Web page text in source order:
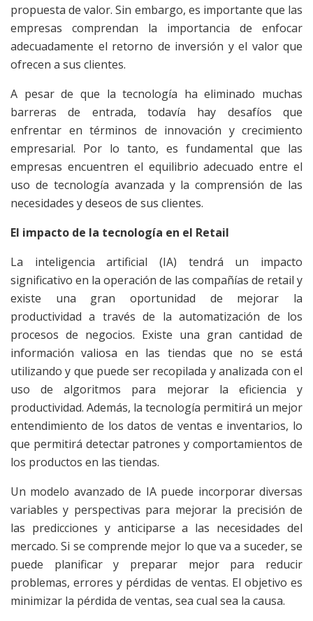
propuesta de valor. Sin embargo, es importante que las
empresas comprendan la importancia de enfocar
adecuadamente el retorno de inversión y el valor que
ofrecen a sus clientes.
A pesar de que la tecnología ha eliminado muchas
barreras de entrada, todavía hay desafíos que
enfrentar en términos de innovación y crecimiento
empresarial. Por lo tanto, es fundamental que las
empresas encuentren el equilibrio adecuado entre el
uso de tecnología avanzada y la comprensión de las
necesidades y deseos de sus clientes.
El impacto de la tecnología en el Retail
La inteligencia artificial (IA) tendrá un impacto
significativo en la operación de las compañías de retail y
existe una gran oportunidad de mejorar la
productividad a través de la automatización de los
procesos de negocios. Existe una gran cantidad de
información valiosa en las tiendas que no se está
utilizando y que puede ser recopilada y analizada con el
uso de algoritmos para mejorar la eficiencia y
productividad. Además, la tecnología permitirá un mejor
entendimiento de los datos de ventas e inventarios, lo
que permitirá detectar patrones y comportamientos de
los productos en las tiendas.
Un modelo avanzado de IA puede incorporar diversas
variables y perspectivas para mejorar la precisión de
las predicciones y anticiparse a las necesidades del
mercado. Si se comprende mejor lo que va a suceder, se
puede planificar y preparar mejor para reducir
problemas, errores y pérdidas de ventas. El objetivo es
minimizar la pérdida de ventas, sea cual sea la causa.